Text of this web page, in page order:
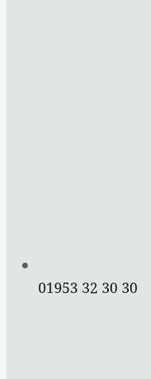
01953 32 30 30